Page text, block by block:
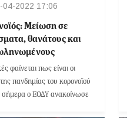
04-2022 17:06
Μείωση σε
θανάτους και
φαίνεται πως είναι οι
πανδημίας του κορονοϊού
ο ΕΟΔΥ ανακοίνωσε